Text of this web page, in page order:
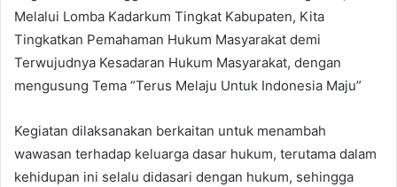
Melalui Lomba Kadarkum Tingkat Kabupaten, Kita
Tingkatkan Pemahaman Hukum Masyarakat demi
Terwujudnya Kesadaran Hukum Masyarakat, dengan
mengusung Tema “Terus Melaju Untuk Indonesia Maju”
Kegiatan dilaksanakan berkaitan untuk menambah
wawasan terhadap keluarga dasar hukum, terutama dalam
kehidupan ini selalu didasari dengan hukum, sehingga